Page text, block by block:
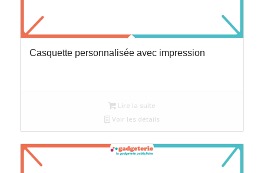
Casquette personnalisée avec impression
Lire la suite
Voir les détails